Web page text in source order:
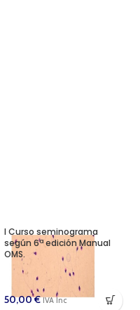
I Curso seminograma
según 6ª edición Manual
OMS.
50,00€ IVA Inc